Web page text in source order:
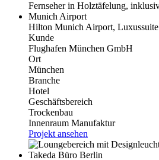
Hilton Munich Airport, Luxussuite
Kunde
Flughafen München GmbH
Ort
München
Branche
Hotel
Geschäftsbereich
Trockenbau
Innenraum Manufaktur
Projekt ansehen